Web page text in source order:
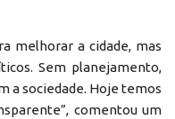
melhorar a cidade, mas
Sem planejamento,
a sociedade. Hoje temos
comentou um